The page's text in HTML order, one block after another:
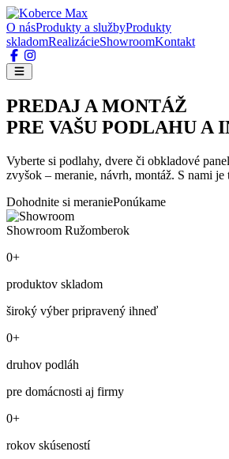
O násProdukty a službyProdukty
skladomRealizácieShowroomKontakt
PREDAJ A MONTÁŽ
PRE VAŠU PODLAHU A
Vyberte si podlahy, dvere či obkladové
zvyšok – meranie, návrh, montáž. S nami je
Dohodnite si meraniePonúkame
Showroom Ružomberok
0+
produktov skladom
široký výber pripravený ihneď
0+
druhov podláh
pre domácnosti aj firmy
0+
rokov skúseností